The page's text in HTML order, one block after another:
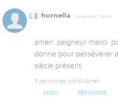
hornella Il y a 5 ans, 7 mois
amen ,seigneur merci
donne pour persévérer
siècle présent.
9 personnes ont dit Amen
AMEN RÉPONDRE